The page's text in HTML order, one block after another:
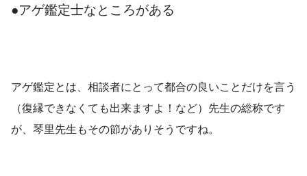
●アゲ鑑定士なところがある
アゲ鑑定とは、相談者にとって都合の良いことだけを言う
（復縁できなくても出来ますよ！など）先生の総称です
が、琴里先生もその節がありそうですね。